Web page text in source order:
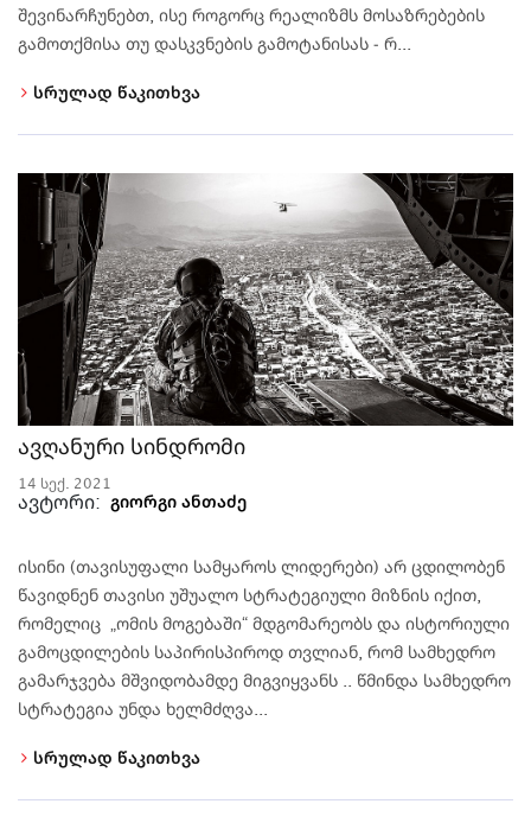
შევინარჩუნებთ, ისე როგორც რეალიზმს მოსაზრებების
გამოთქმისა თუ დასკვნების გამოტანისას - რ...
სრულად წაკითხვა
ავღანური სინდრომი
ავტორი: გიორგი ანთაძე
14 სექ. 2021
ისინი (თავისუფალი სამყაროს ლიდერები) არ ცდილობენ
წავიდნენ თავისი უშუალო სტრატეგიული მიზნის იქით,
რომელიც „ომის მოგებაში“ მდგომარეობს და ისტორიული
გამოცდილების საპირისპიროდ თვლიან, რომ სამხედრო
გამარჯვება მშვიდობამდე მიგვიყვანს .. წმინდა სამხედრო
სტრატეგია უნდა ხელმძღვა...
სრულად წაკითხვა